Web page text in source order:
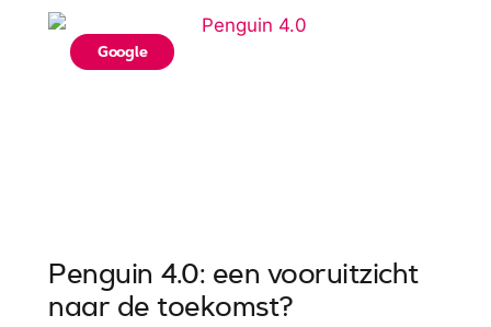
Penguin 4.0: een vooruitzicht
naar de toekomst?
Google